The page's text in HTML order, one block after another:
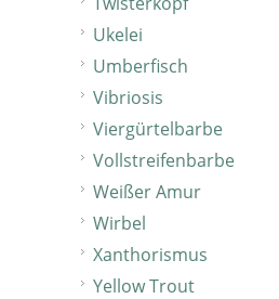
Ukelei
Umberfisch
Vibriosis
Viergürtelbarbe
Vollstreifenbarbe
Weißer Amur
Wirbel
Xanthorismus
Yellow Trout